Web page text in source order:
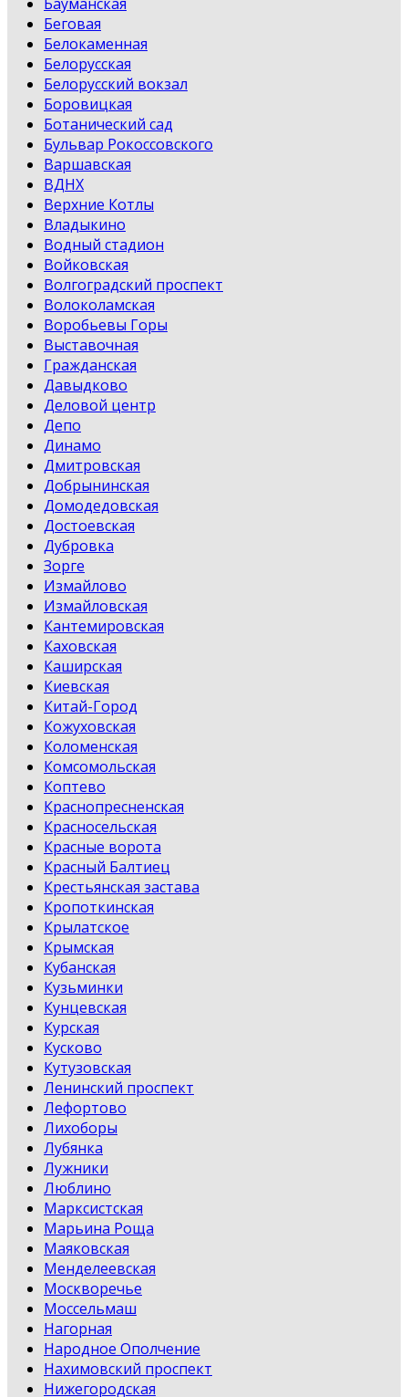
Бауманская
Беговая
Белокаменная
Белорусская
Белорусский вокзал
Боровицкая
Ботанический сад
Бульвар Рокоссовского
Варшавская
ВДНХ
Верхние Котлы
Владыкино
Водный стадион
Войковская
Волгоградский проспект
Волоколамская
Воробьевы Горы
Выставочная
Гражданская
Давыдково
Деловой центр
Депо
Динамо
Дмитровская
Добрынинская
Домодедовская
Достоевская
Дубровка
Зорге
Измайлово
Измайловская
Кантемировская
Каховская
Каширская
Киевская
Китай-Город
Кожуховская
Коломенская
Комсомольская
Коптево
Краснопресненская
Красносельская
Красные ворота
Красный Балтиец
Крестьянская застава
Кропоткинская
Крылатское
Крымская
Кубанская
Кузьминки
Кунцевская
Курская
Кусково
Кутузовская
Ленинский проспект
Лефортово
Лихоборы
Лубянка
Лужники
Люблино
Марксистская
Марьина Роща
Маяковская
Менделеевская
Москворечье
Моссельмаш
Нагорная
Народное Ополчение
Нахимовский проспект
Нижегородская